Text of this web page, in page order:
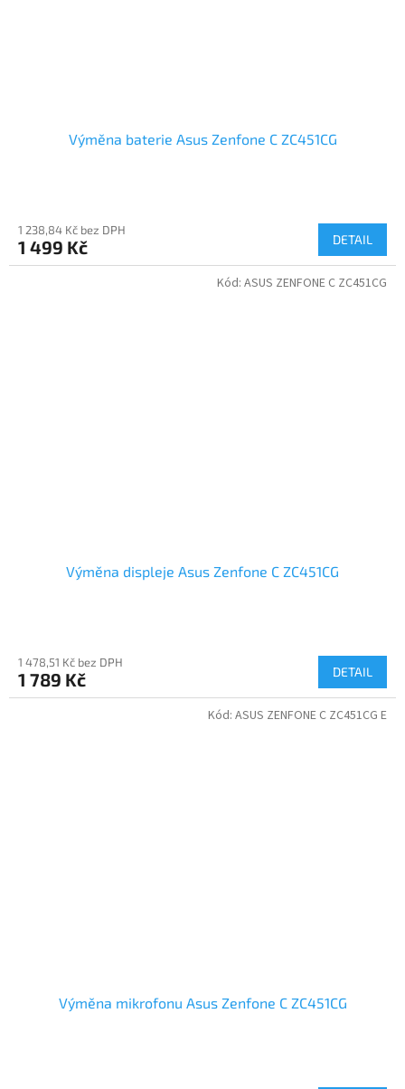
Výměna baterie Asus Zenfone C ZC451CG
1 238,84 Kč bez DPH
1 499 Kč DETAIL
Výměna displeje Asus Zenfone C ZC451CG
1 478,51 Kč bez DPH
1 789 Kč DETAIL
Kód: ASUS ZENFONE C ZC451CG
Výměna mikrofonu Asus Zenfone C ZC451CG
Kód: ASUS ZENFONE C ZC451CG E